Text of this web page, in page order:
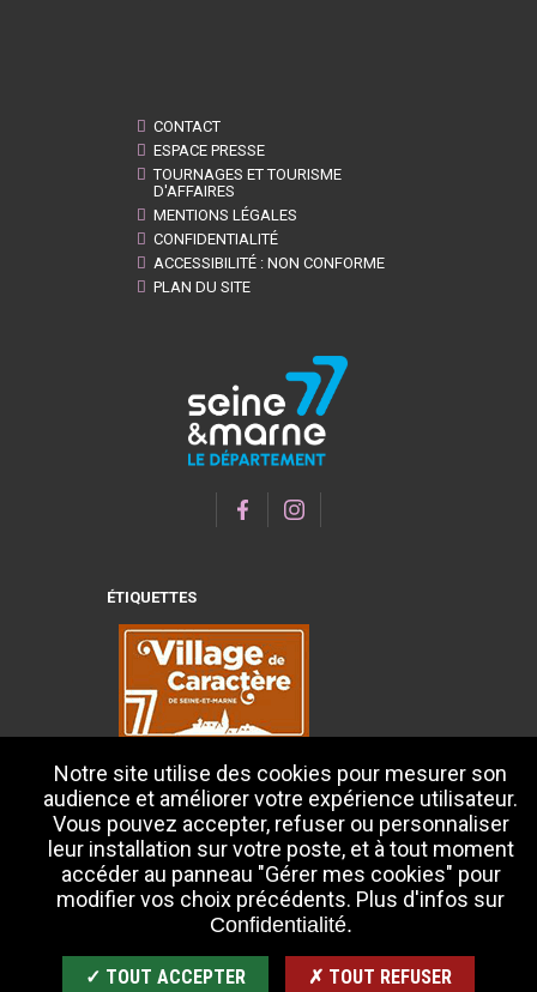
CONTACT
ESPACE PRESSE
TOURNAGES ET TOURISME
D'AFFAIRES
MENTIONS LÉGALES
CONFIDENTIALITÉ
ACCESSIBILITÉ : NON CONFORME
PLAN DU SITE
ÉTIQUETTES
Notre site utilise des cookies pour mesurer son
audience et améliorer votre expérience utilisateur.
Vous pouvez accepter, refuser ou personnaliser
leur installation sur votre poste, et à tout moment
accéder au panneau "Gérer mes cookies" pour
modifier vos choix précédents. Plus d'infos sur
Confidentialité.
✓ TOUT ACCEPTER ✗ TOUT REFUSER